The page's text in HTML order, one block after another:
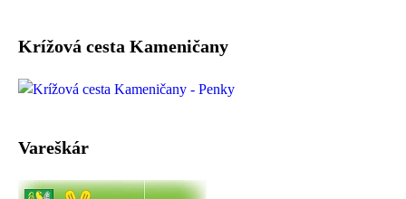
Krížová cesta Kameničany
Vareškár